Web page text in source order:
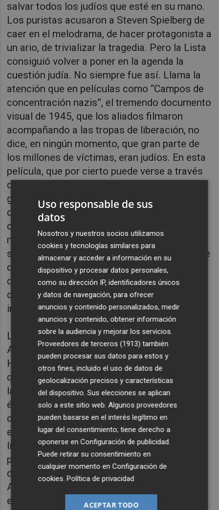
salvar todos los judíos que esté en su mano.
Los puristas acusaron a Steven Spielberg de
caer en el melodrama, de hacer protagonista a
un ario, de trivializar la tragedia. Pero la Lista
consiguió volver a poner en la agenda la
cuestión judía. No siempre fue así. Llama la
atención que en películas como “Campos de
concentración nazis”, el tremendo documento
visual de 1945, que los aliados filmaron
acompañando a las tropas de liberación, no
dice, en ningún momento, que gran parte de
los millones de víctimas, eran judíos. En esta
película, que por cierto puede verse a través
de Netflix, puede comprobarse esto: los
gaseados, los cuerpos enterrados o
quemados, no pertenecían a ninguna etnia,
cultura o religión. la barbarie fue ejercida de
manera indiscriminada, y en ningún momento
se dice se enuncia, se remarca que gran parte
de las víctimas fueran judíos. Y nadie se
quejó. Tuvo que pasar unos años, para que lo
que fue una matanza étnica dejara de ser
invisible.
La versión de los diarios de una adolescente,
Ana Frank, empezó a contar, al menos para
Hollywood, el crimen colectivo. Nada menos
que en 1959, casi 15 años después del fin de
la guerra. Después llegarían otros grandes
éxitos, como la serie Holocausto, en 1978. Y
después el Schindler de Spielberg. Pero hoy
en día, el género sigue sin agotarse, ni en
literatura ni en cine: El hijo de Saúl, una
película húngara que muestra de manera
descarnada la cotidianeidad de los hornos de
Auschwitz, el día a día entre el horror, triunfó
en los cines hace muy poco.
Uso responsable de sus
datos
Nosotros y nuestros socios utilizamos
cookies y tecnologías similares para
almacenar y acceder a información en su
dispositivo y procesar datos personales,
como su dirección IP, identificadores únicos
y datos de navegación, para ofrecer
anuncios y contenido personalizados, medir
anuncios y contenido, obtener información
sobre la audiencia y mejorar los servicios.
Proveedores de terceros (1913) también
pueden procesar sus datos para estos y
otros fines, incluido el uso de datos de
geolocalización precisos y características
del dispositivo. Sus elecciones se aplican
solo a este sitio web. Algunos proveedores
pueden basarse en el interés legítimo en
lugar del consentimiento; tiene derecho a
oponerse enConfiguración de publicidad.
Puede retirar su consentimiento en
cualquier momento enConfiguración de
cookies.Política de privacidad
ACEPTAR TODO